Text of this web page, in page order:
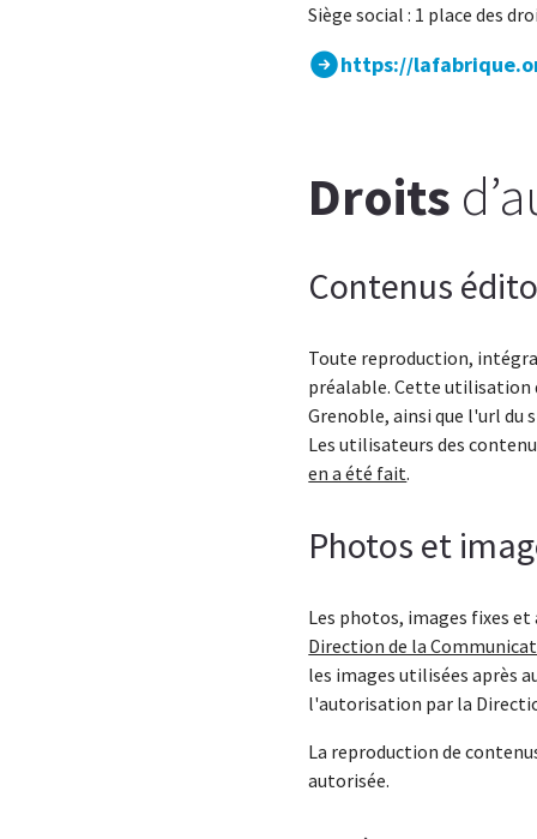
Siège social : 1 place des
https://
Droits
Contenus
Toute reproduction,
préalable. Cette
Grenoble, ainsi que l'url du
Les utilisateurs des
en a été fait.
Photos et
Les photos, images fixes
Direction de la
les images utilisées après
l'autorisation par la
La reproduction de
autorisée.